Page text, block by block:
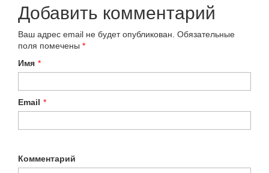
Добавить комментарий
Ваш адрес email не будет опубликован. Обязательные
поля помечены *
Имя *
Email *
Комментарий